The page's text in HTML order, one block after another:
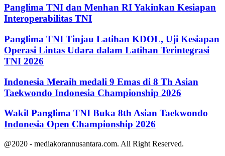
Panglima TNI dan Menhan RI Yakinkan Kesiapan
Interoperabilitas TNI
Panglima TNI Tinjau Latihan KDOL, Uji Kesiapan
Operasi Lintas Udara dalam Latihan Terintegrasi
TNI 2026
Indonesia Meraih medali 9 Emas di 8 Th Asian
Taekwondo Indonesia Championship 2026
Wakil Panglima TNI Buka 8th Asian Taekwondo
Indonesia Open Championship 2026
@2020 - mediakorannusantara.com. All Right Reserved.